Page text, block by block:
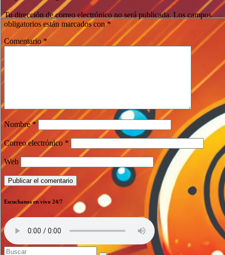
Tu dirección de correo electrónico no será publicada. Los campos
obligatorios están marcados con*
Comentario *
Nombre*
Correo electrónico *
Web
Escuchanos en vivo 24/7